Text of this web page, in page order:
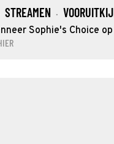
STREAMEN ·
Sophie's Choice